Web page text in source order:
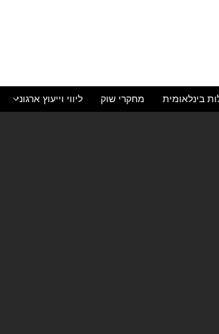
ליווי וייעוץ ארגוני מחקרי שוק בינלאומית